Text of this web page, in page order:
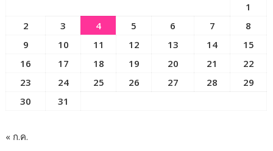
1
2
3 4 5 6 7
8
9
10 11 12 13 14
15
16
17 18 19 20 21
22
23
24 25 26 27 28
29
30
31
« ก.ค.